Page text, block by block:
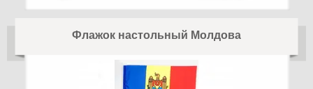
Флажок настольный Молдова